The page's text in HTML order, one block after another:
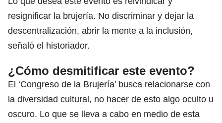
resignificar la brujería. No discriminar y dejar la
descentralización, abrir la mente a la inclusión,
señaló el historiador.
¿Cómo desmitificar este evento?
El ‘Congreso de la Brujería’ busca relacionarse con
la diversidad cultural, no hacer de esto algo oculto u
oscuro. Lo que se lleva a cabo en medio de esta